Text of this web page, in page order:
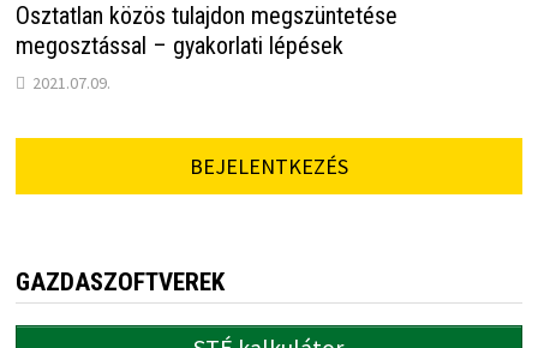
Osztatlan közös tulajdon megszüntetése
megosztással – gyakorlati lépések
2021.07.09.
BEJELENTKEZÉS
GAZDASZOFTVEREK